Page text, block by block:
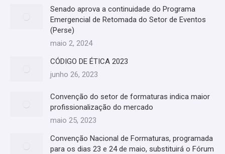
Senado aprova a continuidade do Programa
Emergencial de Retomada do Setor de Eventos
(Perse)
maio 2, 2024
CÓDIGO DE ÉTICA 2023
junho 26, 2023
Convenção do setor de formaturas indica maior
profissionalização do mercado
maio 25, 2023
Convenção Nacional de Formaturas, programada
para os dias 23 e 24 de maio, substituirá o Fórum